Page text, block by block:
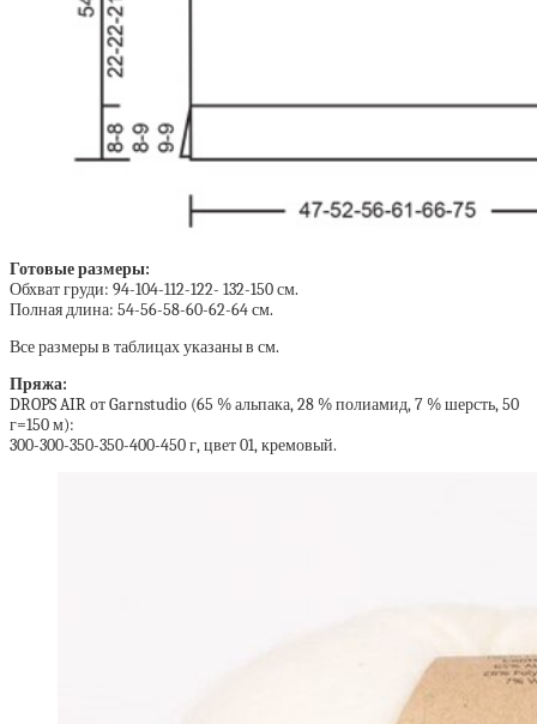
Готовые размеры:
Обхват груди: 94-104-112-122- 132-150 см.
Полная длина: 54-56-58-60-62-64 см.
Все размеры в таблицах указаны в см.
Пряжа:
DROPS AIR от Garnstudio (65 % альпака, 28 % полиамид, 7 % шерсть, 50
г=150 м):
300-300-350-350-400-450 г, цвет 01, кремовый.